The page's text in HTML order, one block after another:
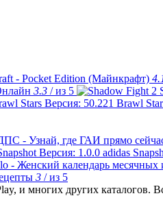
- Pocket Edition (Майнкрафт)
3.3 / из 5
Brawl
- Узнай, где ГАИ прямо
adidas
- Женский календарь месячных
3 / из 5
и многих других каталогов.